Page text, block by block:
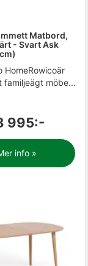
Matbord,
- Svart Ask
HomeRowicoär
familjeägt möbe...
995:-
info »